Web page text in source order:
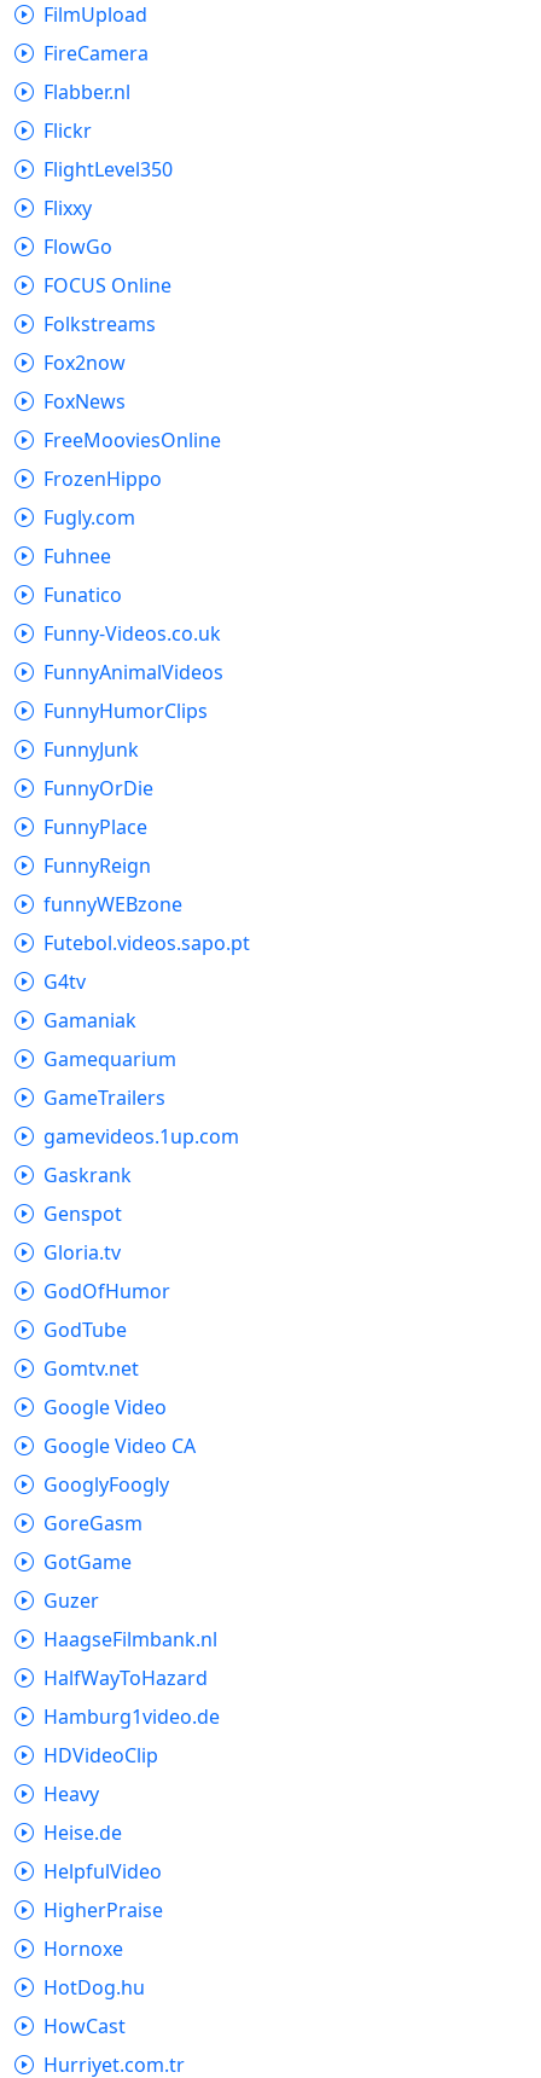
FilmUpload
FireCamera
Flabber.nl
Flickr
FlightLevel350
Flixxy
FlowGo
FOCUS Online
Folkstreams
Fox2now
FoxNews
FreeMooviesOnline
FrozenHippo
Fugly.com
Fuhnee
Funatico
Funny-Videos.co.uk
FunnyAnimalVideos
FunnyHumorClips
FunnyJunk
FunnyOrDie
FunnyPlace
FunnyReign
funnyWEBzone
Futebol.videos.sapo.pt
G4tv
Gamaniak
Gamequarium
GameTrailers
gamevideos.1up.com
Gaskrank
Genspot
Gloria.tv
GodOfHumor
GodTube
Gomtv.net
Google Video
Google Video CA
GooglyFoogly
GoreGasm
GotGame
Guzer
HaagseFilmbank.nl
HalfWayToHazard
Hamburg1video.de
HDVideoClip
Heavy
Heise.de
HelpfulVideo
HigherPraise
Hornoxe
HotDog.hu
HowCast
Hurriyet.com.tr